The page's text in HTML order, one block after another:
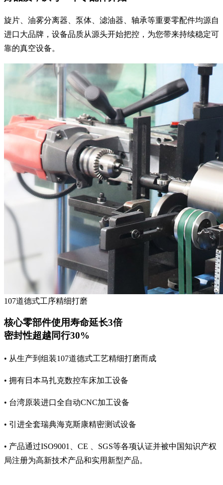
旋片、油雾分离器、泵体、滤油器、轴承等重要零配件均源自
进口大品牌，设备品质从源头开始把控，为您带来持续稳定可
靠的真空设备。
107道德式工序精细打磨
核心零部件使用寿命延长3倍
密封性超越同行30%
• 从生产到组装107道德式工艺精细打磨而成
• 拥有日本马扎克数控车床加工设备
• 台湾原装进口全自动CNC加工设备
• 引进全套瑞典海克斯康精密测试设备
• 产品通过ISO9001、CE 、SGS等各项认证并被中国知识产权
局注册为高新技术产品和实用新型产品。